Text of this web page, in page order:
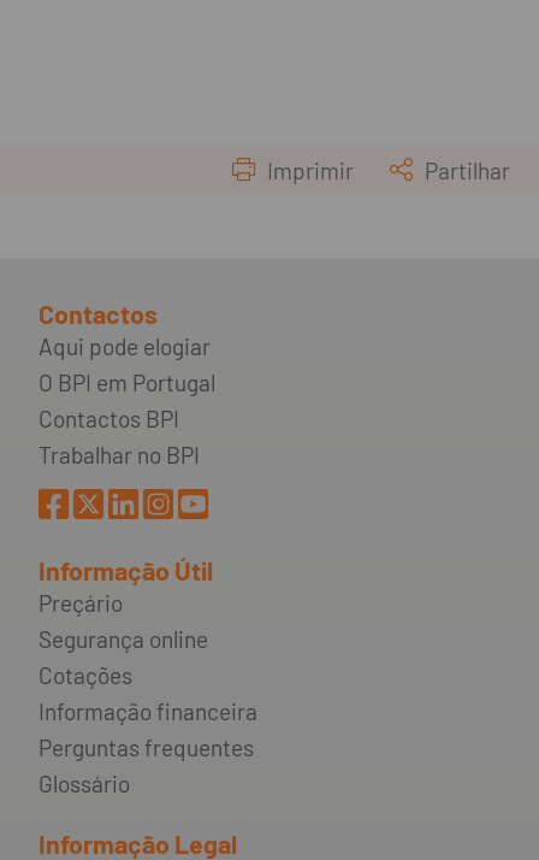
Imprimir Partilhar
Contactos
Aqui pode elogiar
O BPI em Portugal
Contactos BPI
Trabalhar no BPI
Informação Útil
Preçário
Segurança online
Cotações
Informação financeira
Perguntas frequentes
Glossário
Informação Legal